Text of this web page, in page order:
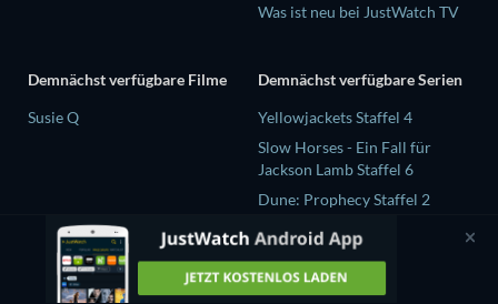
Was ist neu bei JustWatch TV
Demnächst verfügbare Filme
Susie Q
Demnächst verfügbare Serien
Yellowjackets Staffel 4
Slow Horses - Ein Fall für
Jackson Lamb Staffel 6
Dune: Prophecy Staffel 2
The Gentlemen Staffel 2
Love Is Blind: UK Staffel 3